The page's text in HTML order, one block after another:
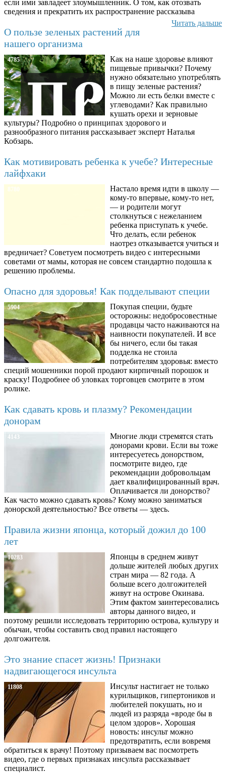
если ими завладеет злоумышленник. О том, как отозвать
сведения и прекратить их распространение рассказыва
Читать дальше
О пользе зеленых растений для
нашего организма
4785
Как на наше здоровье влияют
пищевые привычки? Почему
нужно обязательно употреблять
в пищу зеленые растения?
Можно ли есть белки вместе с
углеводами? Как правильно
кушать орехи и зерновые
культуры? Подробно о принципах здорового и
разнообразного питания рассказывает эксперт Наталья
Кобзарь.
Как мотивировать ребенка к учебе? Интересные
лайфхаки
8780
Настало время идти в школу —
кому-то впервые, кому-то нет,
— и родители могут
столкнуться с нежеланием
ребенка приступать к учебе.
Что делать, если ребенок
наотрез отказывается учиться и
вредничает? Советуем посмотреть видео с интересными
советами от мамы, которая не совсем стандартно подошла к
решению проблемы.
Опасно для здоровья! Как подделывают специи
5904
Покупая специи, будьте
осторожны: недобросовестные
продавцы часто наживаются на
наивности покупателей. И все
бы ничего, если бы такая
подделка не стоила
потребителям здоровья: вместо
специй мошенники порой продают кирпичный порошок и
краску! Подробнее об уловках торговцев смотрите в этом
ролике.
Как сдавать кровь и плазму? Рекомендации
донорам
4143
Многие люди стремятся стать
донорами крови. Если вы тоже
интересуетесь донорством,
посмотрите видео, где
рекомендации добровольцам
дает квалифицированный врач.
Оплачивается ли донорство?
Как часто можно сдавать кровь? Кому можно заниматься
донорской деятельностью? Все ответы — здесь.
Правила жизни японца, который дожил до 100
лет
10283
Японцы в среднем живут
дольше жителей любых других
стран мира — 82 года. А
больше всего долгожителей
живут на острове Окинава.
Этим фактом заинтересовались
авторы данного видео, и
поэтому решили исследовать территорию острова, культуру и
обычаи, чтобы составить свод правил настоящего
долгожителя.
Это знание спасет жизнь! Признаки
надвигающегося инсульта
11808
Инсульт настигает не только
курильщиков, гипертоников и
любителей покушать, но и
людей из разряда «вроде бы в
целом здоров». Хорошая
новость: инсульт можно
предотвратить, если вовремя
обратиться к врачу! Поэтому призываем вас посмотреть
видео, где о первых признаках инсульта рассказывает
специалист.